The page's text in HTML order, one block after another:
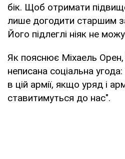
бік. Щоб отримати
лише догодити старшим
Його підлеглі ніяк не
Як пояснює Міхаель Орен,
неписана соціальна
в цій армії, якщо уряд і
ставитимуться до нас".